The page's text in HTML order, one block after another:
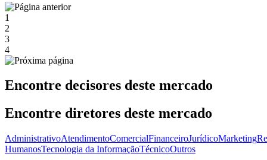
1
2
3
4
Encontre decisores deste mercado
Encontre diretores deste mercado
AdministrativoAtendimentoComercialFinanceiroJurídicoMarketing
HumanosTecnologia da InformaçãoTécnicoOutros